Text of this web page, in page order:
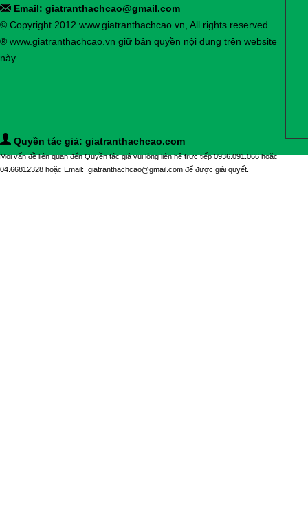
Email: giatranthachcao@gmail.com
© Copyright 2012 www.giatranthachcao.vn, All rights reserved.
® www.giatranthachcao.vn giữ bản quyền nội dung trên website
này.
Quyền tác giả: giatranthachcao.com
Mọi vấn đề liên quan đến Quyền tác giả vui lòng liên hệ trực tiếp 0936.091.066 hoặc
04.66812328 hoặc Email: .giatranthachcao@gmail.com để được giải quyết.